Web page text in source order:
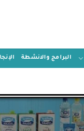
البرامج والانشطة